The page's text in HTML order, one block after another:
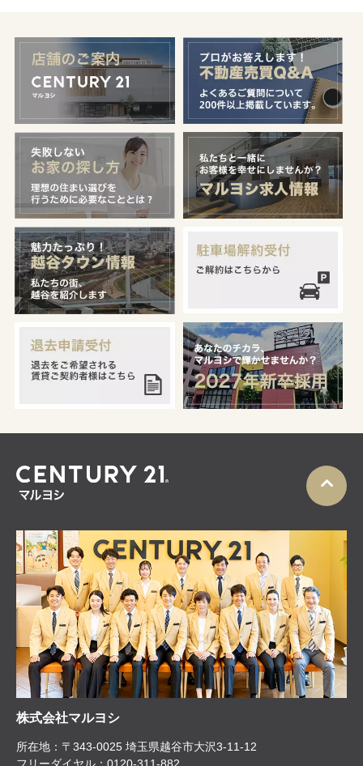
株式会社マルヨシ
所在地：〒343-0025 埼玉県越谷市大沢3-11-12